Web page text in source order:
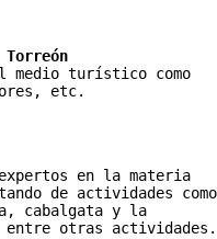
Torreón
medio turístico como
etc.
en la materia
de actividades
cabalgata y la
entre otras actividades.